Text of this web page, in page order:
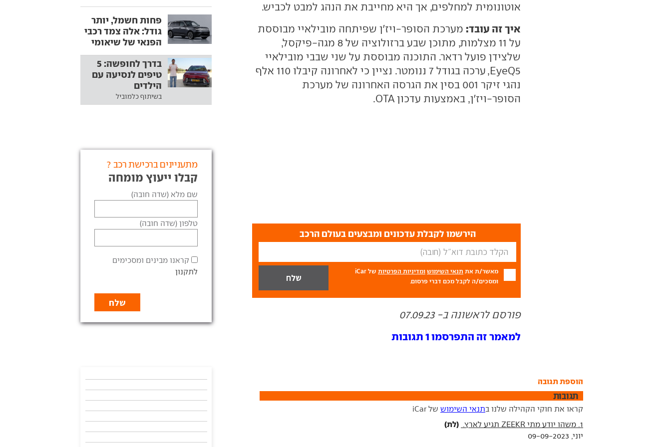
אוטונומית למחלפים, אך היא מחייבת את הנהג למבט לכביש.
איך זה עובד: מערכת הסופר-ויז'ן שפיתחה מובילאיי מבוססת
על 11 מצלמות, מתוכן שבע ברזולוציה של 8 מגה-פיקסל,
שלצידן פועל רדאר. התוכנה מבוססת על שני שבבי מובילאיי
EyeQ5, ערכה בגודל 7 ננומטר. נציין כי לאחרונה קיבלו 110 אלף
נהגי זיקר 001 בסין את הגרסה האחרונה של מערכת
הסופר-ויז'ן, באמצעות עדכון OTA.
הירשמו לקבלת עדכונים ומבצעים בעולם הרכב
מאשר/ת את תנאי השימוש ומדיניות הפרטיות
של iCar
ומסכים/ה לקבל מכם דברי פרסום.
פורסם לראשונה ב- 07.09.23
למאמר זה התפרסמו 1 תגובות
הוספת תגובה
תגובות
קראו את חוקי הקהילה שלנו בתנאי השימוש של iCar
1. משהו יודע מתי ZEEKR תגיע לארץ.
(לת)
יוני, 09-09-2023
פחות חשמל, יותר
גודל: אלה צמד רכבי
הפנאי של שיאומי
בדרך לחופשה: 5
טיפים לנסיעה עם
הילדים
בשיתוף כלמוביל
מתעניינים ברכישת רכב ?
קבלו ייעוץ מומחה
שם מלא (שדה חובה)
טלפון (שדה חובה)
קראנו מבינים ומסכימים
לתקנון